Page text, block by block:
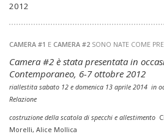
2012
CAMERA #1 E CAMERA #2 SONO NATE COME
Camera #2 è stata presentata in
Contemporaneo, 6-7 ottobre 2012
riallestita sabato 12 e domenica 13 aprile 2014 in
Relazione
costruzione della scatola di specchi e allestimento
Morelli, Alice Mollica